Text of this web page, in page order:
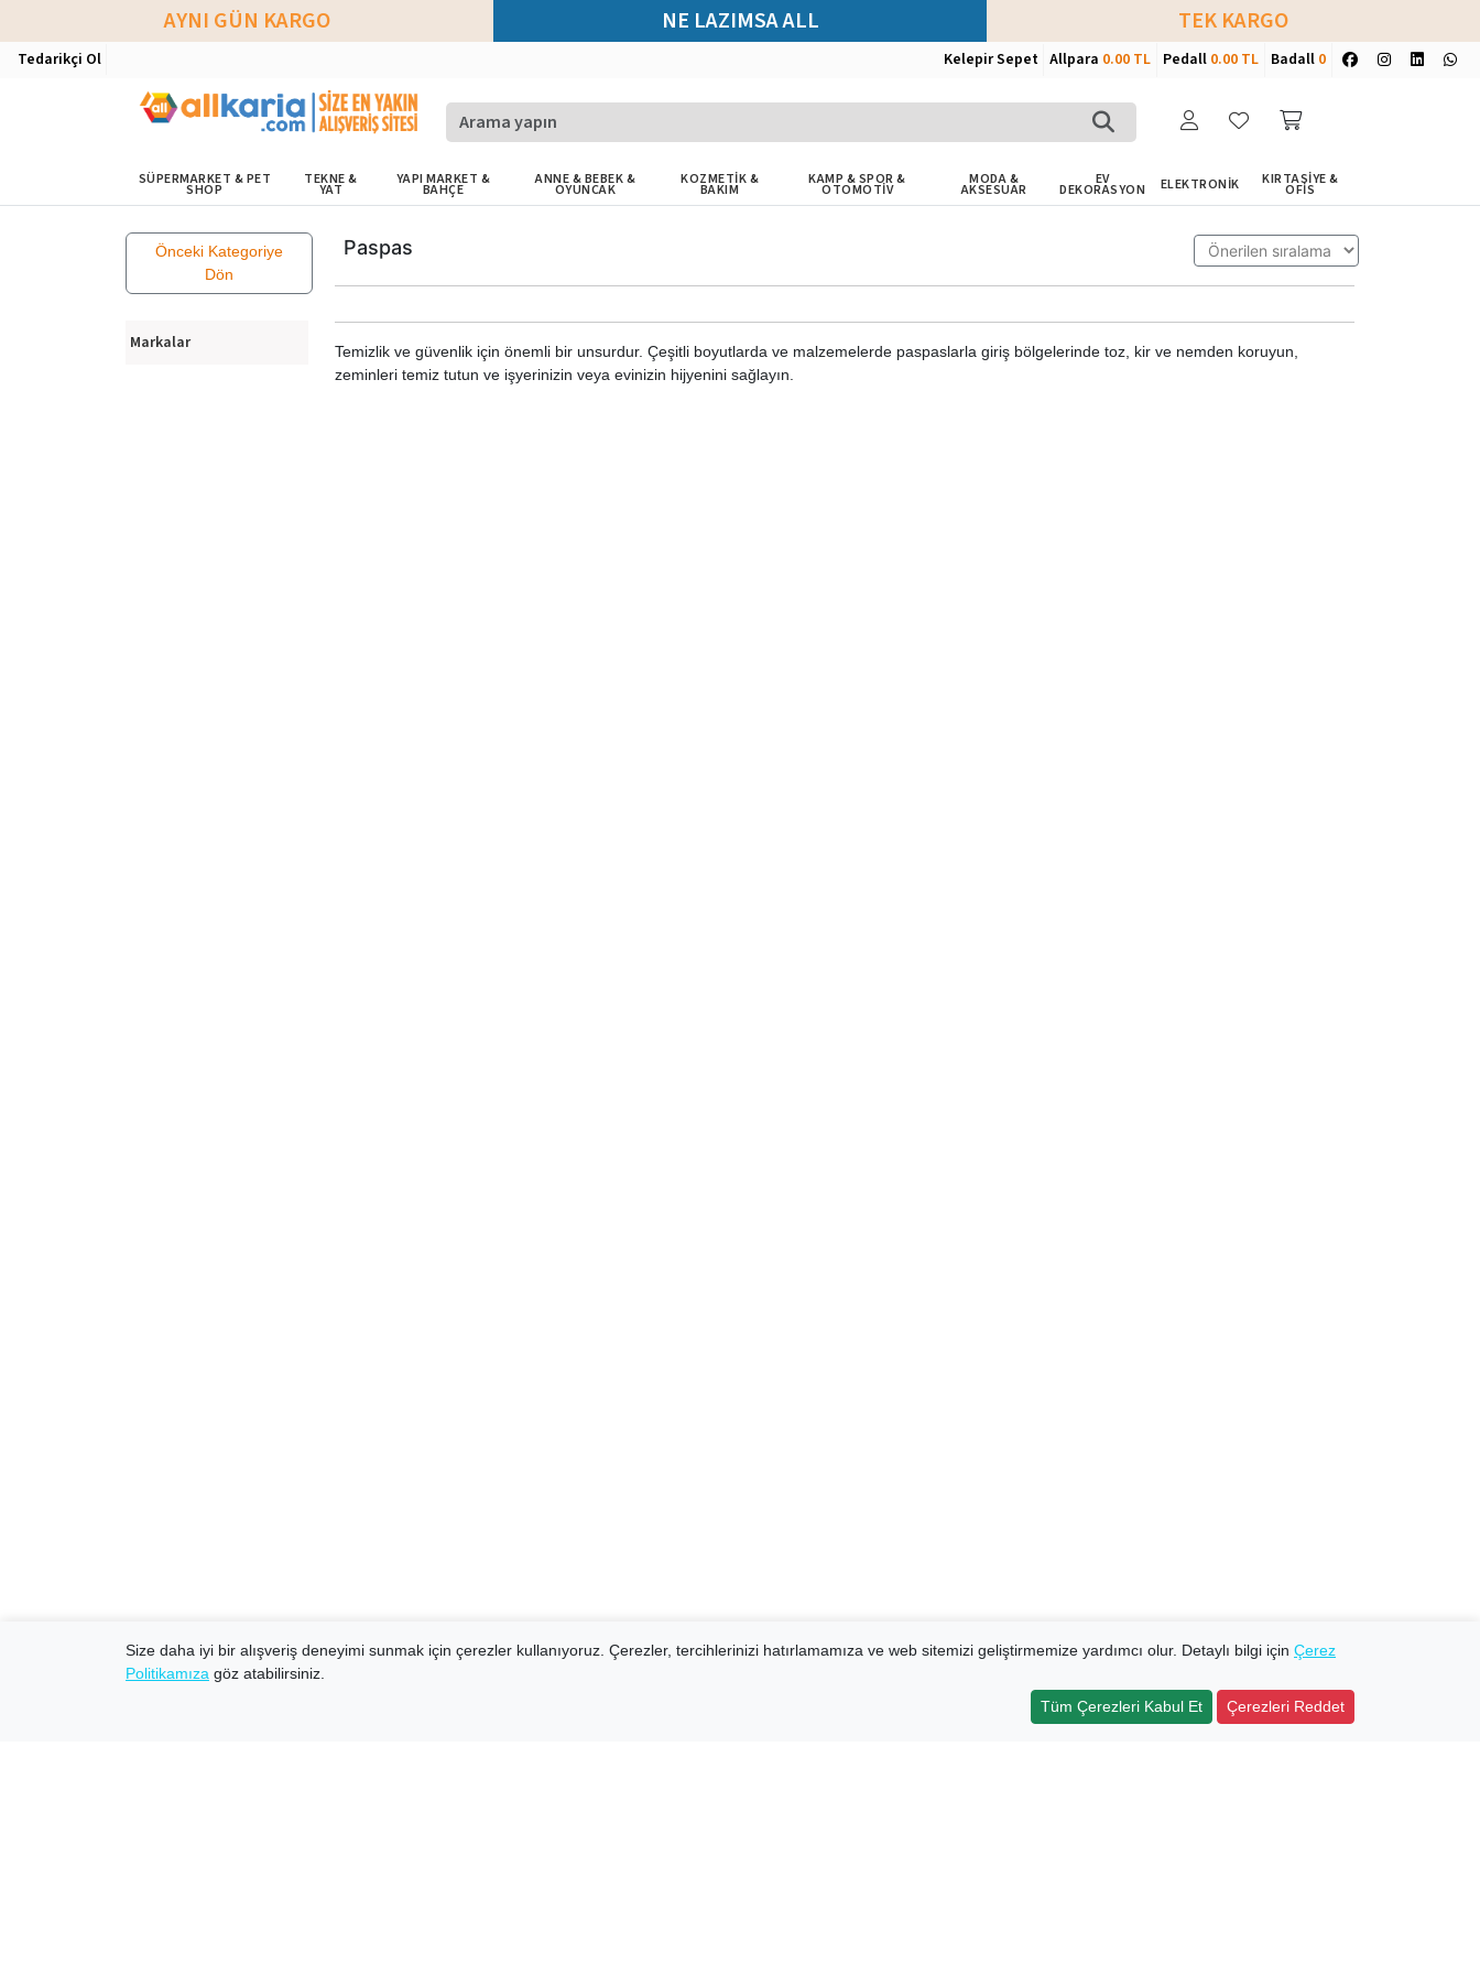
AYNI GÜN KARGO NE LAZIMSA ALL TEK KARGO
Tedarikçi Ol Kelepir Sepet Allpara 0.00 TL Pedall 0.00 TL Badall 0
SÜPERMARKET & PET
SHOP
TEKNE &
YAT
YAPI MARKET &
BAHÇE
ANNE & BEBEK &
OYUNCAK
KOZMETİK &
BAKIM
KAMP & SPOR &
OTOMOTİV
MODA &
AKSESUAR
EV
DEKORASYON ELEKTRONİK KIRTASİYE &
OFİS
Önceki Kategoriye
Dön
Markalar
Paspas
Temizlik ve güvenlik için önemli bir unsurdur. Çeşitli boyutlarda ve malzemelerde paspaslarla giriş bölgelerinde toz, kir ve nemden koruyun,
zeminleri temiz tutun ve işyerinizin veya evinizin hijyenini sağlayın.
Size daha iyi bir alışveriş deneyimi sunmak için çerezler kullanıyoruz. Çerezler, tercihlerinizi hatırlamamıza ve web sitemizi geliştirmemize yardımcı olur. Detaylı bilgi için Çerez
Politikamıza göz atabilirsiniz.
Tüm Çerezleri Kabul Et
Çerezleri Reddet